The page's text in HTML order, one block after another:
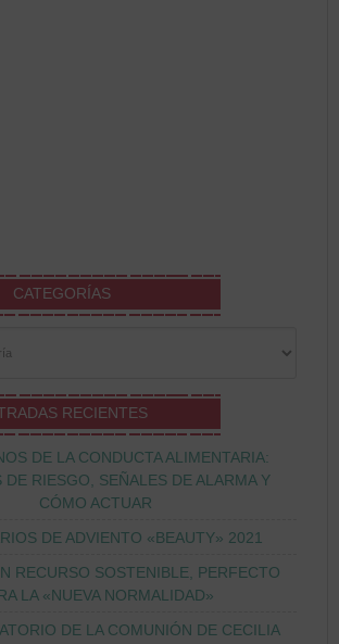
CATEGORÍAS
RECIENTES
DE LA CONDUCTA ALIMENTARIA:
DE RIESGO, SEÑALES DE ALARMA Y
CÓMO ACTUAR
DE ADVIENTO «BEAUTY» 2021
RECURSO SOSTENIBLE, PERFECTO
LA «NUEVA NORMALIDAD»
DE LA COMUNIÓN DE CECILIA